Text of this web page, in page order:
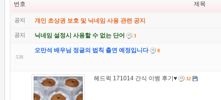
번호 제목
공지 개인 초상권 보호 및 닉네임 사용 관련 공지
공지 닉네임 설정시 사용할 수 없는 단어 3
538
오만석 배우님 정글의 법칙 출연 예정입니다 8
헤드윅 171014 간식 이벵 후기♥ 32